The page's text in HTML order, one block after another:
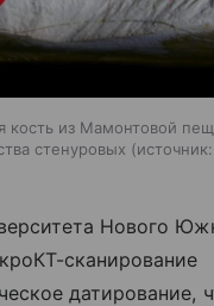
кость из Мамонтовой
стенуровых
источник:
Нового
сканирование
датирование,